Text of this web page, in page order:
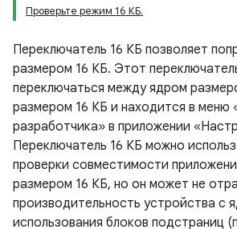
Проверьте режим 16 КБ.
Переключатель 16 КБ позволяет
размером 16 КБ. Этот
переключаться между ядром
размером 16 КБ и находится в меню
разработчика» в приложении
Переключатель 16 КБ можно
проверки совместимости
размером 16 КБ, но он может не
производительность устройства с
использования блоков подстраниц